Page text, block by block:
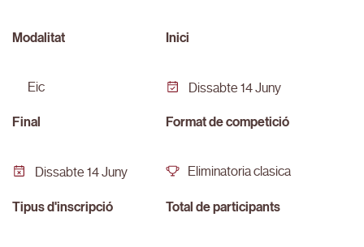
Modalitat
eic
Inici
Dissabte 14 Juny
Final
Dissabte 14 Juny
Format de competició
Eliminatoria clasica
Tipus d'inscripció Total de participants